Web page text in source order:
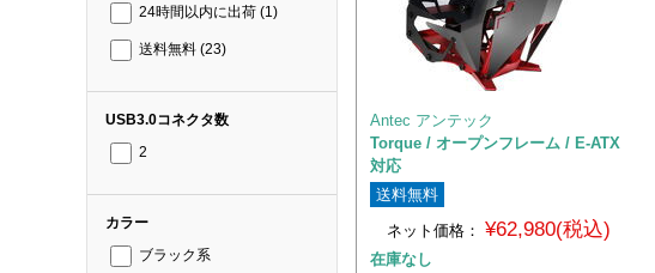
24時間以内に出荷 (1)
送料無料 (23)
USB3.0コネクタ数
2
カラー
ブラック系
Antec アンテック
Torque / オープンフレーム / E-ATX
対応
送料無料
ネット価格：
¥62,980(税込)
在庫なし